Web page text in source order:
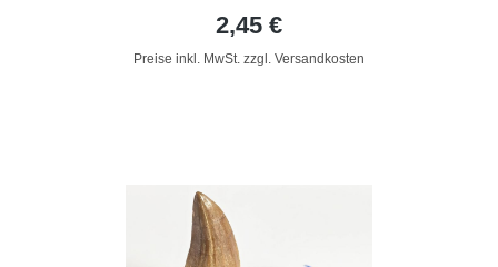
2,45 €
Preise inkl. MwSt. zzgl. Versandkosten